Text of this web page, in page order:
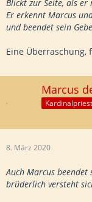
Blickt zur Seite, als
Er erkennt Marcus
und beendet sein
Eine Überraschung,
Marcus
8. März 2020
Auch Marcus
brüderlich versteht